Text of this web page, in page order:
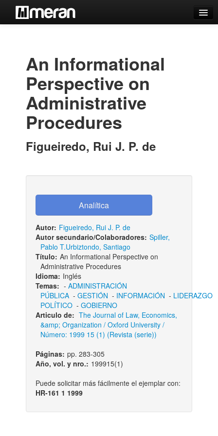
Estantes Virtuales
Contacto
Iniciar sesión
An Informational
Perspective on
Administrative
Procedures
Figueiredo, Rui J. P. de
Autor: Figueiredo, Rui J. P. de
Autor secundario/Colaboradores: Spiller,
Pablo T.Urbiztondo, Santiago
Título: An Informational Perspective on
Administrative Procedures
Idioma: Inglés
Temas: - ADMINISTRACIÓN
PÚBLICA- GESTIÓN - INFORMACIÓN - LIDERAZGO
POLÍTICO- GOBIERNO
Articulo de: The Journal of Law, Economics,
&amp; Organization / Oxford University /
Número: 1999 15 (1) (Revista (serie))
Páginas: pp. 283-305
Año, vol. y nro.: 199915(1)
Puede solicitar más fácilmente el ejemplar con:
HR-161 1 1999